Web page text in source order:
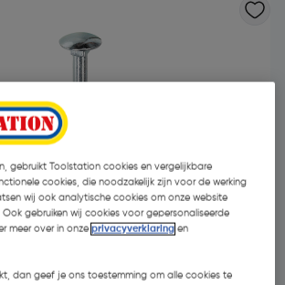
- 5 %
gebruikt Toolstation cookies en vergelijkbare
cookies, die noodzakelijk zijn voor de werking
wij ook analytische cookies om onze website
gebruiken wij cookies voor gepersonaliseerde
meer over in onzeprivacyverklaring en
dan geef je ons toestemming om alle cookies te